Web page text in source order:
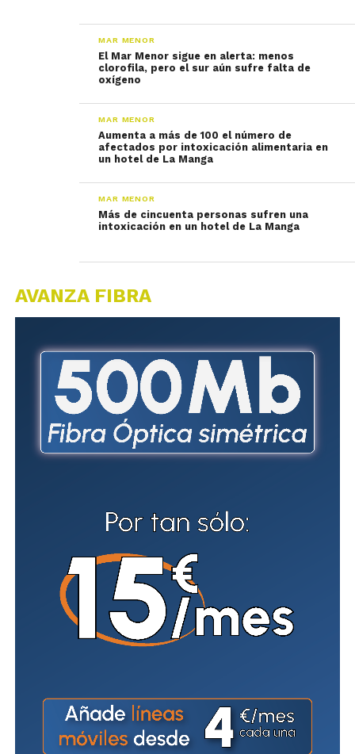
MAR MENOR
El Mar Menor sigue en alerta: menos
clorofila, pero el sur aún sufre falta de
oxígeno
MAR MENOR
Aumenta a más de 100 el número de
afectados por intoxicación alimentaria en
un hotel de La Manga
MAR MENOR
Más de cincuenta personas sufren una
intoxicación en un hotel de La Manga
AVANZA FIBRA